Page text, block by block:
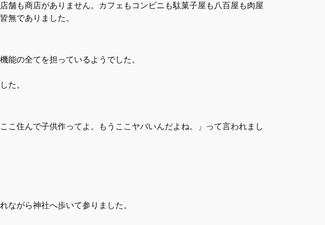
舗も商店がありません。カフェもコンビニも駄菓子屋も八百屋も肉屋
無でありました。
能の全てを担っているようでした。
た。
こ住んで子供作ってよ。もうここヤバいんだよね。」って言われまし
ながら神社へ歩いて参りました。